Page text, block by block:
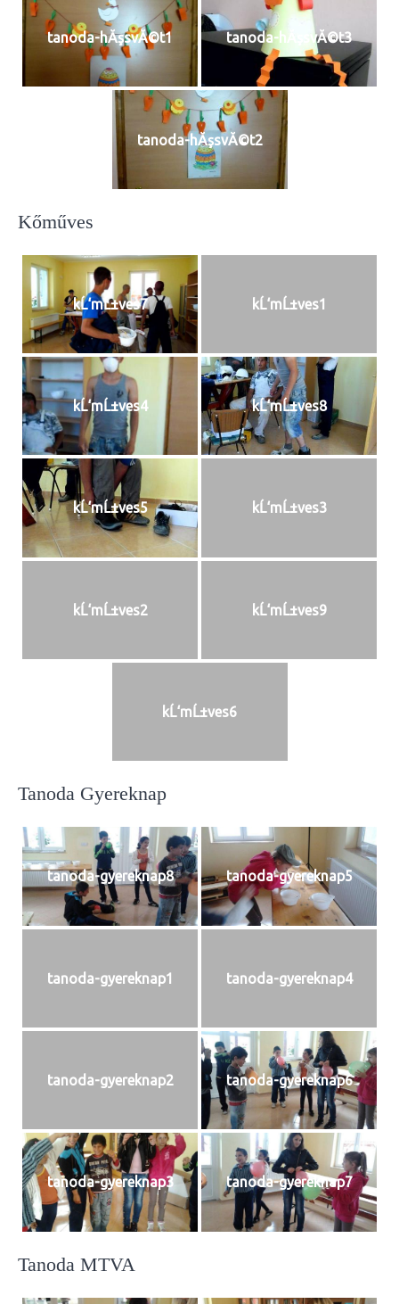
tanoda-hĂşsvĂ©t1 tanoda-hĂşsvĂ©t3
tanoda-hĂşsvĂ©t2
Kőműves
kĹ‘mĹ±ves7 kĹ‘mĹ±ves1
kĹ‘mĹ±ves4 kĹ‘mĹ±ves8
kĹ‘mĹ±ves5 kĹ‘mĹ±ves3
kĹ‘mĹ±ves2 kĹ‘mĹ±ves9
kĹ‘mĹ±ves6
Tanoda Gyereknap
tanoda-gyereknap8 tanoda-gyereknap5
tanoda-gyereknap1 tanoda-gyereknap4
tanoda-gyereknap2 tanoda-gyereknap6
tanoda-gyereknap3 tanoda-gyereknap7
Tanoda MTVA